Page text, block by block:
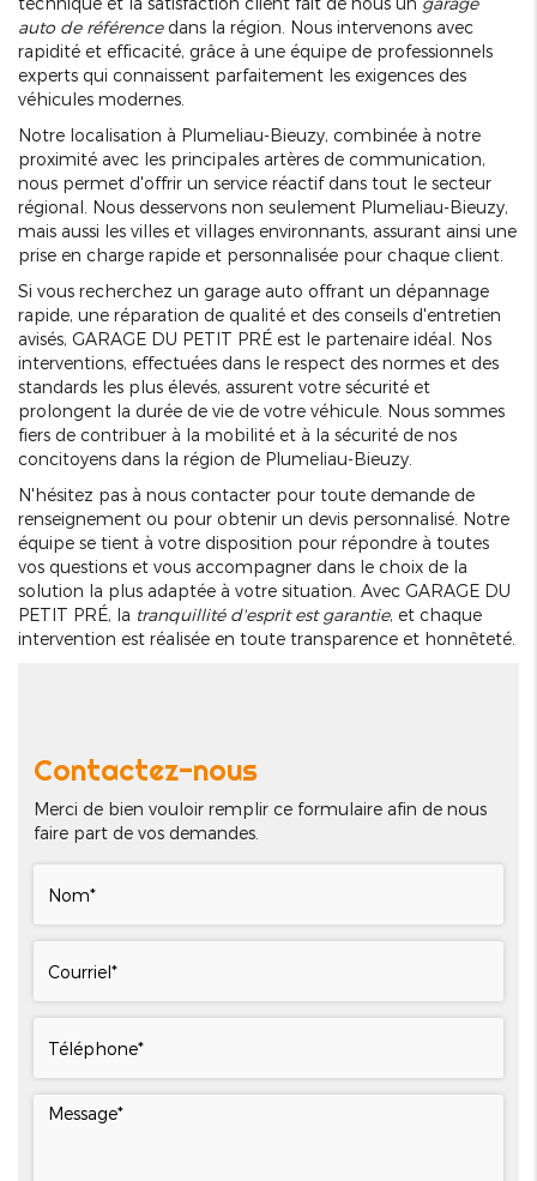
auto de référencedans la région. Nous intervenons avec
rapidité et efficacité, grâce à une équipe de professionnels
experts qui connaissent parfaitement les exigences des
véhicules modernes.
Notre localisation à Plumeliau-Bieuzy, combinée à notre
proximité avec les principales artères de communication,
nous permet d'offrir un service réactif dans tout le secteur
régional. Nous desservons non seulement Plumeliau-Bieuzy,
mais aussi les villes et villages environnants, assurant ainsi une
prise en charge rapide et personnalisée pour chaque client.
Si vous recherchez un garage auto offrant un dépannage
rapide, une réparation de qualité et des conseils d'entretien
avisés, GARAGE DU PETIT PRÉ est le partenaire idéal. Nos
interventions, effectuées dans le respect des normes et des
standards les plus élevés, assurent votre sécurité et
prolongent la durée de vie de votre véhicule. Nous sommes
fiers de contribuer à la mobilité et à la sécurité de nos
concitoyens dans la région de Plumeliau-Bieuzy.
N'hésitez pas à nous contacter pour toute demande de
renseignement ou pour obtenir un devis personnalisé. Notre
équipe se tient à votre disposition pour répondre à toutes
vos questions et vous accompagner dans le choix de la
solution la plus adaptée à votre situation. Avec GARAGE DU
PETIT PRÉ, la tranquillité d'esprit est garantie, et chaque
intervention est réalisée en toute transparence et honnêteté.
Contactez-nous
Merci de bien vouloir remplir ce formulaire afin de nous
faire part de vos demandes.